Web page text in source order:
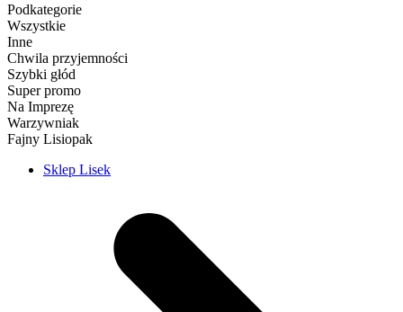
Podkategorie
Wszystkie
Inne
Chwila przyjemności
Szybki głód
Super promo
Na Imprezę
Warzywniak
Fajny Lisiopak
Sklep Lisek